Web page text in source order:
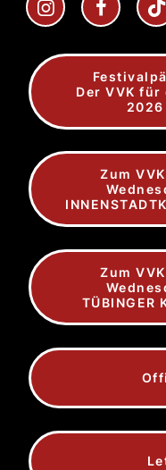
Der VVK für
Zum
Zum
TÜBINGER